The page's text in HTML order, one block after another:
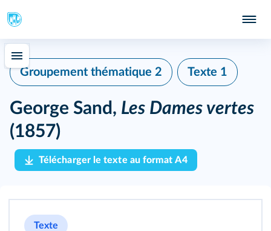
Groupement thématique 2 Texte 1
George Sand, Les Dames vertes
(1857)
Télécharger le texte au format A4
Texte